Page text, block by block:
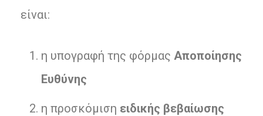
είναι:
η υπογραφή της φόρμας Αποποίησης
Ευθύνης
η προσκόμιση ειδικής βεβαίωσης